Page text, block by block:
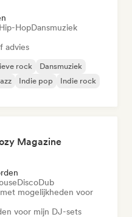
HopDansmuziek
advies
rock
Dansmuziek
Indie pop
Indie rock
Magazine
DiscoDub
mogelijkheden voor
voor mijn DJ-sets